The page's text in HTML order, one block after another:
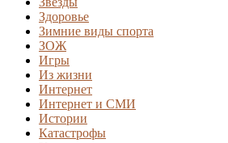
Здоровье
Зимние виды спорта
ЗОЖ
Игры
Из жизни
Интернет
Интернет и СМИ
Истории
Катастрофы